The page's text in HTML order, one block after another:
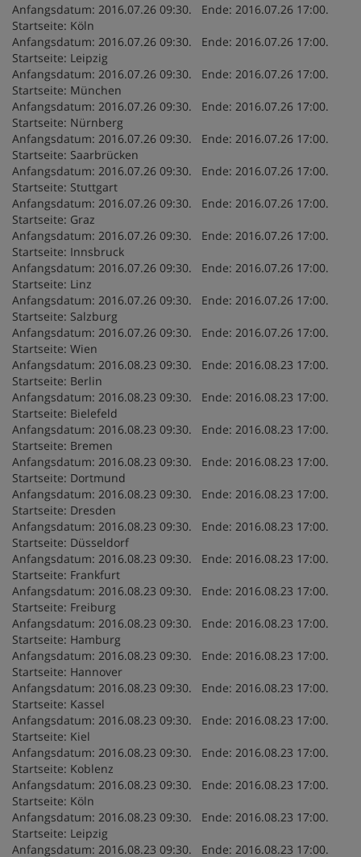
Anfangsdatum: 2016.07.26 09:30. Ende: 2016.07.26 17:00.
Startseite: Köln
Anfangsdatum: 2016.07.26 09:30. Ende: 2016.07.26 17:00.
Startseite: Leipzig
Anfangsdatum: 2016.07.26 09:30. Ende: 2016.07.26 17:00.
Startseite: München
Anfangsdatum: 2016.07.26 09:30. Ende: 2016.07.26 17:00.
Startseite: Nürnberg
Anfangsdatum: 2016.07.26 09:30. Ende: 2016.07.26 17:00.
Startseite: Saarbrücken
Anfangsdatum: 2016.07.26 09:30. Ende: 2016.07.26 17:00.
Startseite: Stuttgart
Anfangsdatum: 2016.07.26 09:30. Ende: 2016.07.26 17:00.
Startseite: Graz
Anfangsdatum: 2016.07.26 09:30. Ende: 2016.07.26 17:00.
Startseite: Innsbruck
Anfangsdatum: 2016.07.26 09:30. Ende: 2016.07.26 17:00.
Startseite: Linz
Anfangsdatum: 2016.07.26 09:30. Ende: 2016.07.26 17:00.
Startseite: Salzburg
Anfangsdatum: 2016.07.26 09:30. Ende: 2016.07.26 17:00.
Startseite: Wien
Anfangsdatum: 2016.08.23 09:30. Ende: 2016.08.23 17:00.
Startseite: Berlin
Anfangsdatum: 2016.08.23 09:30. Ende: 2016.08.23 17:00.
Startseite: Bielefeld
Anfangsdatum: 2016.08.23 09:30. Ende: 2016.08.23 17:00.
Startseite: Bremen
Anfangsdatum: 2016.08.23 09:30. Ende: 2016.08.23 17:00.
Startseite: Dortmund
Anfangsdatum: 2016.08.23 09:30. Ende: 2016.08.23 17:00.
Startseite: Dresden
Anfangsdatum: 2016.08.23 09:30. Ende: 2016.08.23 17:00.
Startseite: Düsseldorf
Anfangsdatum: 2016.08.23 09:30. Ende: 2016.08.23 17:00.
Startseite: Frankfurt
Anfangsdatum: 2016.08.23 09:30. Ende: 2016.08.23 17:00.
Startseite: Freiburg
Anfangsdatum: 2016.08.23 09:30. Ende: 2016.08.23 17:00.
Startseite: Hamburg
Anfangsdatum: 2016.08.23 09:30. Ende: 2016.08.23 17:00.
Startseite: Hannover
Anfangsdatum: 2016.08.23 09:30. Ende: 2016.08.23 17:00.
Startseite: Kassel
Anfangsdatum: 2016.08.23 09:30. Ende: 2016.08.23 17:00.
Startseite: Kiel
Anfangsdatum: 2016.08.23 09:30. Ende: 2016.08.23 17:00.
Startseite: Koblenz
Anfangsdatum: 2016.08.23 09:30. Ende: 2016.08.23 17:00.
Startseite: Köln
Anfangsdatum: 2016.08.23 09:30. Ende: 2016.08.23 17:00.
Startseite: Leipzig
Anfangsdatum: 2016.08.23 09:30. Ende: 2016.08.23 17:00.